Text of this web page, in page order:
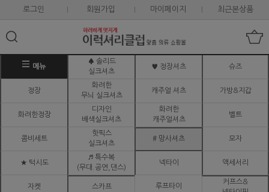
로그인 회원가입 마이페이지 최근본상품
메뉴
♠ 솔리드
실크셔츠
♥ 정장셔츠 슈즈
정장
화려한
무늬 실크셔츠
캐주얼 셔츠 가방&지갑
화려한정장
디자인
배색실크셔츠
화려한
캐주얼셔츠
벨트
콤비세트
핫픽스
실크셔츠
# 망사셔츠 모자
★ 턱시도
♬ 특수복
(무대.공연,댄스)
넥타이 액세서리
자켓 스카프 루프타이
커프스&